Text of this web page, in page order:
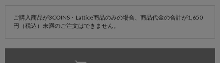
ご購入商品が3COINS・Lattice商品のみの場合、商品代金の合計が1,650
円（税込）未満のご注文はできません。